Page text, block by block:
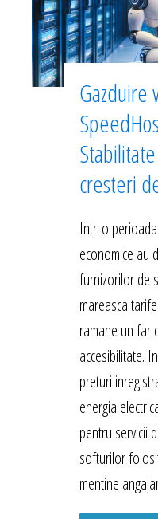
Gazduire
cresteri
Intr-o
economice au
furnizorilor de
mareasca
ramane un far
accesibilitate.
preturi
energia
pentru servicii
softurilor
mentine